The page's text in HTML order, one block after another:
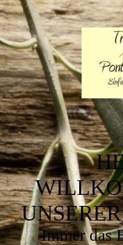
Immer das